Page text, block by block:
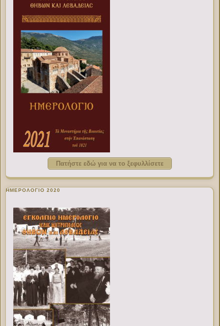
Πατήστε εδώ για να το ξεφυλλίσετε
ΗΜΕΡΟΛΟΓΙΟ 2020